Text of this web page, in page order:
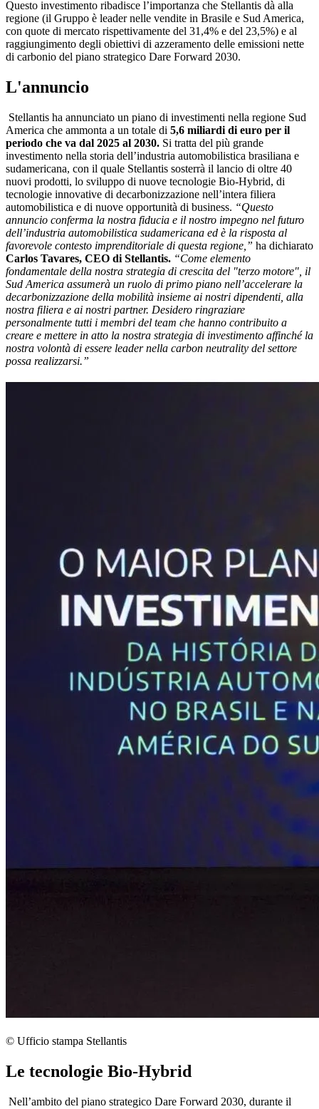
Questo investimento ribadisce l’importanza che Stellantis dà alla
regione (il Gruppo è leader nelle vendite in Brasile e Sud America,
con quote di mercato rispettivamente del 31,4% e del 23,5%) e al
raggiungimento degli obiettivi di azzeramento delle emissioni nette
di carbonio del piano strategico Dare Forward 2030.
L'annuncio
Stellantis ha annunciato un piano di investimenti nella regione Sud
America che ammonta a un totale di 5,6 miliardi di euro per il
periodo che va dal 2025 al 2030. Si tratta del più grande
investimento nella storia dell’industria automobilistica brasiliana e
sudamericana, con il quale Stellantis sosterrà il lancio di oltre 40
nuovi prodotti, lo sviluppo di nuove tecnologie Bio-Hybrid, di
tecnologie innovative di decarbonizzazione nell’intera filiera
automobilistica e di nuove opportunità di business. “Questo
annuncio conferma la nostra fiducia e il nostro impegno nel futuro
dell’industria automobilistica sudamericana ed è la risposta al
favorevole contesto imprenditoriale di questa regione,” ha dichiarato
Carlos Tavares, CEO di Stellantis. “Come elemento
fondamentale della nostra strategia di crescita del "terzo motore", il
Sud America assumerà un ruolo di primo piano nell’accelerare la
decarbonizzazione della mobilità insieme ai nostri dipendenti, alla
nostra filiera e ai nostri partner. Desidero ringraziare
personalmente tutti i membri del team che hanno contribuito a
creare e mettere in atto la nostra strategia di investimento affinché la
nostra volontà di essere leader nella carbon neutrality del settore
possa realizzarsi.”
© Ufficio stampa Stellantis
Le tecnologie Bio-Hybrid
Nell’ambito del piano strategico Dare Forward 2030, durante il